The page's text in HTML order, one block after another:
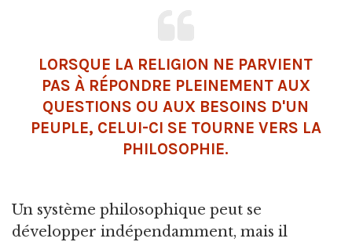
LORSQUE LA RELIGION NE PARVIENT
PAS À RÉPONDRE PLEINEMENT AUX
QUESTIONS OU AUX BESOINS D'UN
PEUPLE, CELUI-CI SE TOURNE VERS LA
PHILOSOPHIE.
Un système philosophique peut se
développer indépendamment, mais il